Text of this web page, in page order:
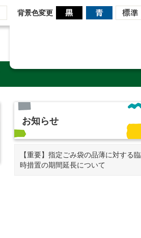
背景色変更
お知らせ
【重要】指定ごみ袋の品薄に対する臨
時措置の期間延長について